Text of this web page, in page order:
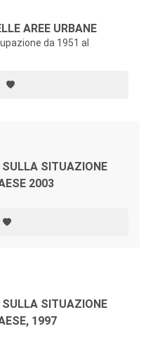
AREE URBANE
da 1951 al
SULLA SITUAZIONE
2003
SULLA SITUAZIONE
1997